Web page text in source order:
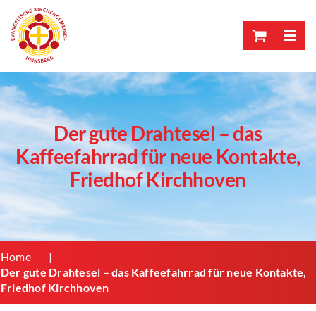
content
Der gute Drahtesel – das
Kaffeefahrrad für neue Kontakte,
Friedhof Kirchhoven
Home
Der gute Drahtesel – das Kaffeefahrrad für neue Kontakte,
Friedhof Kirchhoven